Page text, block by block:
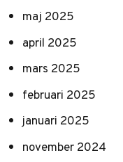
maj 2025
april 2025
mars 2025
februari 2025
januari 2025
november 2024